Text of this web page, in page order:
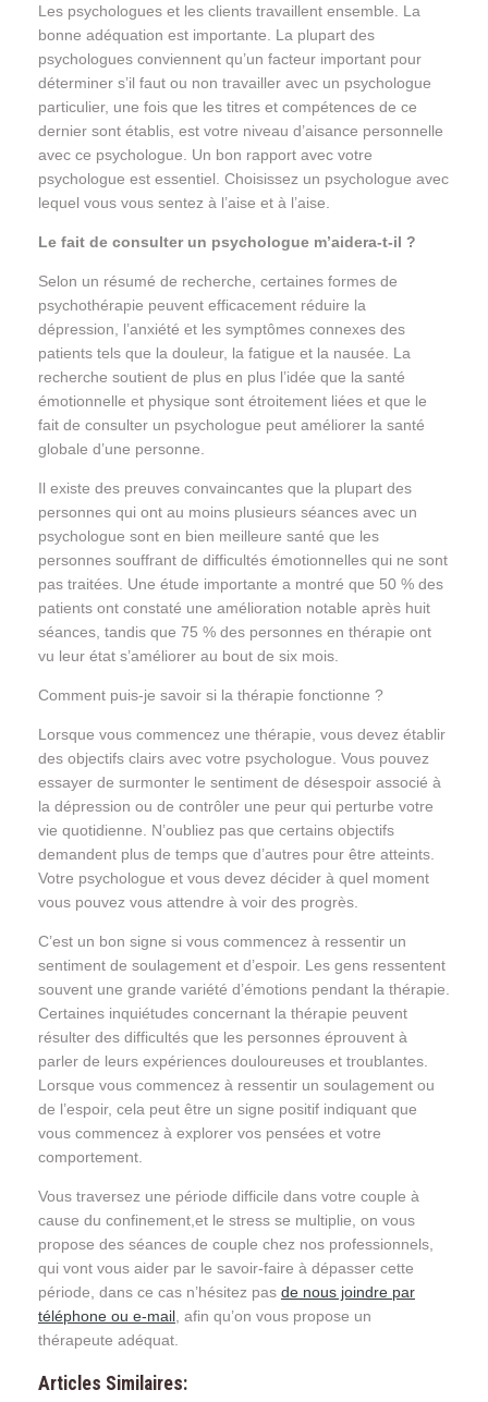
Les psychologues et les clients travaillent ensemble. La
bonne adéquation est importante. La plupart des
psychologues conviennent qu’un facteur important pour
déterminer s’il faut ou non travailler avec un psychologue
particulier, une fois que les titres et compétences de ce
dernier sont établis, est votre niveau d’aisance personnelle
avec ce psychologue. Un bon rapport avec votre
psychologue est essentiel. Choisissez un psychologue avec
lequel vous vous sentez à l’aise et à l’aise.
Le fait de consulter un psychologue m’aidera-t-il ?
Selon un résumé de recherche, certaines formes de
psychothérapie peuvent efficacement réduire la
dépression, l’anxiété et les symptômes connexes des
patients tels que la douleur, la fatigue et la nausée. La
recherche soutient de plus en plus l’idée que la santé
émotionnelle et physique sont étroitement liées et que le
fait de consulter un psychologue peut améliorer la santé
globale d’une personne.
Il existe des preuves convaincantes que la plupart des
personnes qui ont au moins plusieurs séances avec un
psychologue sont en bien meilleure santé que les
personnes souffrant de difficultés émotionnelles qui ne sont
pas traitées. Une étude importante a montré que 50 % des
patients ont constaté une amélioration notable après huit
séances, tandis que 75 % des personnes en thérapie ont
vu leur état s’améliorer au bout de six mois.
Comment puis-je savoir si la thérapie fonctionne ?
Lorsque vous commencez une thérapie, vous devez établir
des objectifs clairs avec votre psychologue. Vous pouvez
essayer de surmonter le sentiment de désespoir associé à
la dépression ou de contrôler une peur qui perturbe votre
vie quotidienne. N’oubliez pas que certains objectifs
demandent plus de temps que d’autres pour être atteints.
Votre psychologue et vous devez décider à quel moment
vous pouvez vous attendre à voir des progrès.
C’est un bon signe si vous commencez à ressentir un
sentiment de soulagement et d’espoir. Les gens ressentent
souvent une grande variété d’émotions pendant la thérapie.
Certaines inquiétudes concernant la thérapie peuvent
résulter des difficultés que les personnes éprouvent à
parler de leurs expériences douloureuses et troublantes.
Lorsque vous commencez à ressentir un soulagement ou
de l’espoir, cela peut être un signe positif indiquant que
vous commencez à explorer vos pensées et votre
comportement.
Vous traversez une période difficile dans votre couple à
cause du confinement,et le stress se multiplie, on vous
propose des séances de couple chez nos professionnels,
qui vont vous aider par le savoir-faire à dépasser cette
période, dans ce cas n’hésitez pas de nous joindre par
téléphone ou e-mail , afin qu’on vous propose un
thérapeute adéquat.
Articles Similaires: